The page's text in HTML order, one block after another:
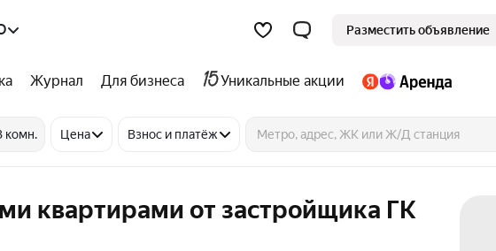
Разместить объявление
Журнал Для бизнеса Уникальные акции
комн. Цена Взнос и платёж
квартирами от застройщика ГК